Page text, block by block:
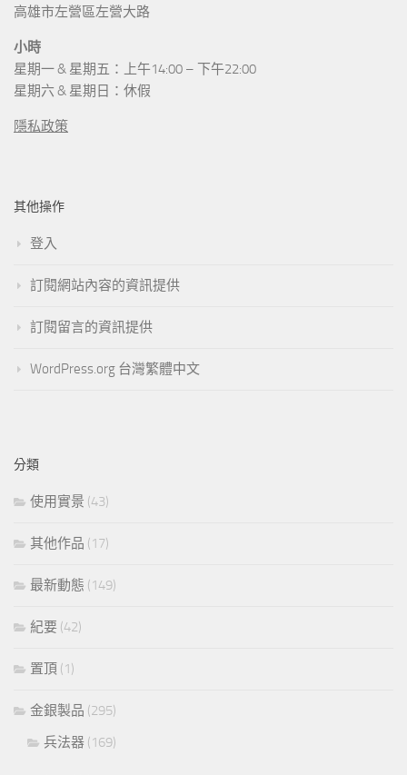
高雄市左營區左營大路
小時
星期一 & 星期五：上午14:00 – 下午22:00
星期六 & 星期日：休假
隱私政策
其他操作
登入
訂閱網站內容的資訊提供
訂閱留言的資訊提供
WordPress.org 台灣繁體中文
分類
使用實景 (43)
其他作品 (17)
最新動態 (149)
紀要 (42)
置頂 (1)
金銀製品 (295)
兵法器 (169)